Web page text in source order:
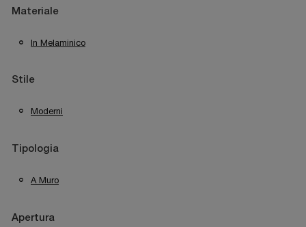
Materiale
In Melaminico
Stile
Moderni
Tipologia
A Muro
Apertura